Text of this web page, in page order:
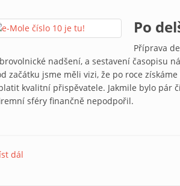
Po
Příprava
nadšení, a sestavení časopisu
začátku jsme měli vizi, že po roce
kvalitní přispěvatele. Jakmile bylo pár
sféry finančně nepodpořil.
dál